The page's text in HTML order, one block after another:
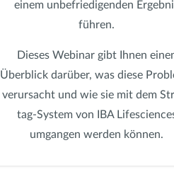
einem unbefriedigenden
führen.
Dieses Webinar gibt Ihnen
Überblick darüber, was diese
verursacht und wie sie mit dem
tag-System von IBA
umgangen werden können.